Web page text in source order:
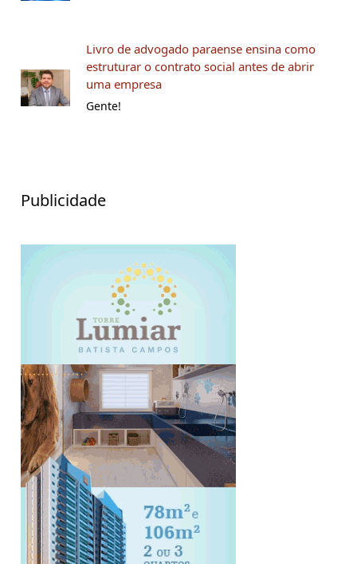
Livro de advogado paraense ensina como
estruturar o contrato social antes de abrir
uma empresa
Gente!
Publicidade